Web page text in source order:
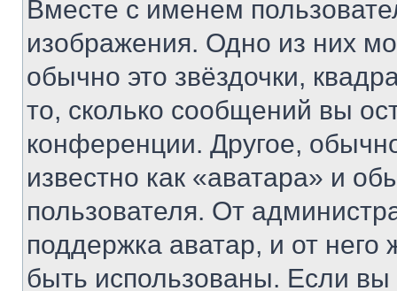
Вместе с именем
изображения. Одно из них
обычно это звёздочки,
то, сколько сообщений вы
конференции. Другое,
известно как «аватара» и
пользователя. От
поддержка аватар, и от него
быть использованы. Если